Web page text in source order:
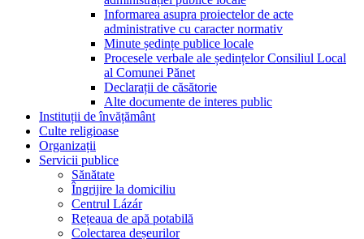
Informarea asupra proiectelor de acte
administrative cu caracter normativ
Minute ședințe publice locale
Procesele verbale ale ședințelor Consiliul Local
al Comunei Pănet
Declarații de căsătorie
Alte documente de interes public
Instituții de învățământ
Culte religioase
Organizații
Servicii publice
Sănătate
Îngrijire la domiciliu
Centrul Lázár
Rețeaua de apă potabilă
Colectarea deșeurilor